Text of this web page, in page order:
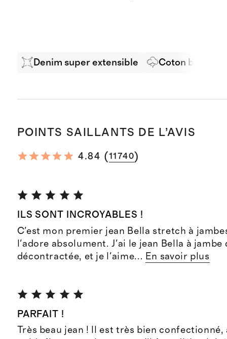
Denim super extensible Coton
POINTS SAILLANTS DE L’AVIS
4.84 (11740)
ILS SONT INCROYABLES !
C'est mon premier jean Bella stretch à
l'adore absolument. J'ai le jean Bella à
décontractée, et je l'aime... En savoir plus
PARFAIT !
Très beau jean ! Il est très bien